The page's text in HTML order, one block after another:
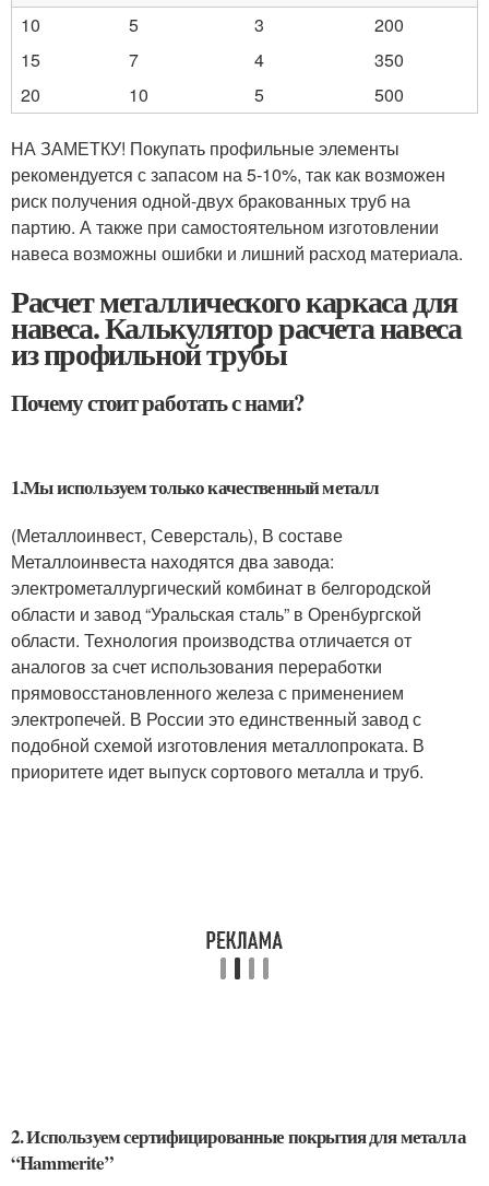
10
5 3
200
15
7 4
350
20
10 5 500
НА ЗАМЕТКУ! Покупать профильные элементы
рекомендуется с запасом на 5-10%, так как возможен
риск получения одной-двух бракованных труб на
партию. А также при самостоятельном изготовлении
навеса возможны ошибки и лишний расход материала.
Расчет металлического каркаса для
навеса. Калькулятор расчета навеса
из профильной трубы
Почему стоит работать с нами?
1.Мы используем только качественный металл
(Металлоинвест, Северсталь), В составе
Металлоинвеста находятся два завода:
электрометаллургический комбинат в белгородской
области и завод “Уральская сталь” в Оренбургской
области. Технология производства отличается от
аналогов за счет использования переработки
прямовосстановленного железа с применением
электропечей. В России это единственный завод с
подобной схемой изготовления металлопроката. В
приоритете идет выпуск сортового металла и труб.
2. Используем сертифицированные покрытия для металла
“Hammerite”